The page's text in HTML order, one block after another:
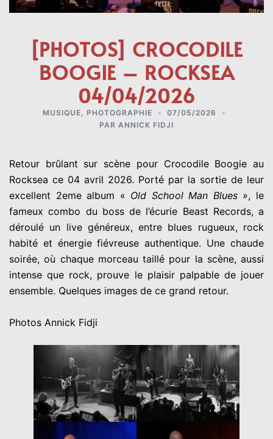
[PHOTOS] CROCODILE
BOOGIE – ROCKSEA
04/04/2026
MUSIQUE PHOTOGRAPHIE
07/05/2026
PAR ANNICK FIDJI
Retour brûlant sur scène pour Crocodile Boogie au
Rocksea ce 04 avril 2026. Porté par la sortie de leur
excellent 2eme album « Old School Man Blues », le
fameux combo du boss de l’écurie Beast Records, a
déroulé un live généreux, entre blues rugueux, rock
habité et énergie fiévreuse authentique. Une chaude
soirée, où chaque morceau taillé pour la scène, aussi
intense que rock, prouve le plaisir palpable de jouer
ensemble. Quelques images de ce grand retour.
Photos Annick Fidji